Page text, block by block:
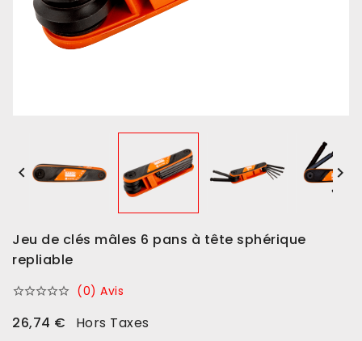
 
Jeu de clés mâles 6 pans à tête sphérique
repliable
 (0) Avis
26,74 €
Hors Taxes